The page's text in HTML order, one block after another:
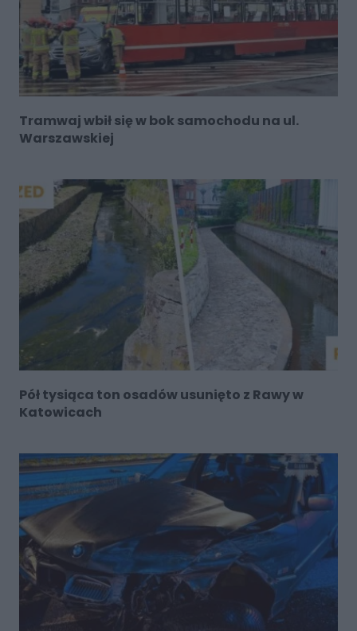
Tramwaj wbił się w bok samochodu na ul.
Warszawskiej
Pół tysiąca ton osadów usunięto z Rawy w
Katowicach